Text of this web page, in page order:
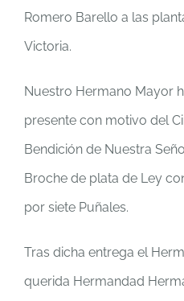
Romero Barello a las
Victoria.
Nuestro Hermano Mayor
presente con motivo del
Bendición de Nuestra
Broche de plata de Ley
por siete Puñales.
Tras dicha entrega el
querida Hermandad